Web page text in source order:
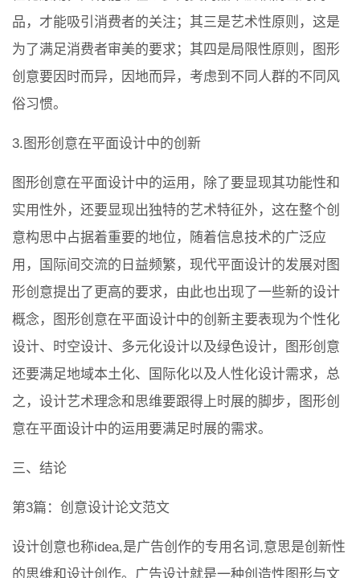
品，才能吸引消费者的关注；其三是艺术性原则，这是
为了满足消费者审美的要求；其四是局限性原则，图形
创意要因时而异，因地而异，考虑到不同人群的不同风
俗习惯。
3.图形创意在平面设计中的创新
图形创意在平面设计中的运用，除了要显现其功能性和
实用性外，还要显现出独特的艺术特征外，这在整个创
意构思中占据着重要的地位，随着信息技术的广泛应
用，国际间交流的日益频繁，现代平面设计的发展对图
形创意提出了更高的要求，由此也出现了一些新的设计
概念，图形创意在平面设计中的创新主要表现为个性化
设计、时空设计、多元化设计以及绿色设计，图形创意
还要满足地域本土化、国际化以及人性化设计需求，总
之，设计艺术理念和思维要跟得上时展的脚步，图形创
意在平面设计中的运用要满足时展的需求。
三、结论
第3篇：创意设计论文范文
设计创意也称idea,是广告创作的专用名词,意思是创新性
的思维和设计创作。广告设计就是一种创造性图形与文